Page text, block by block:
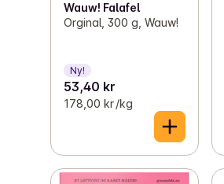
Wauw! Falafel
Orginal, 300 g, Wauw!
Ny!
53,40 kr
178,00 kr /kg